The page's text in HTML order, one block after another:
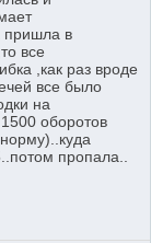
в
все
,как раз вроде
все было
на
оборотов
пропала..